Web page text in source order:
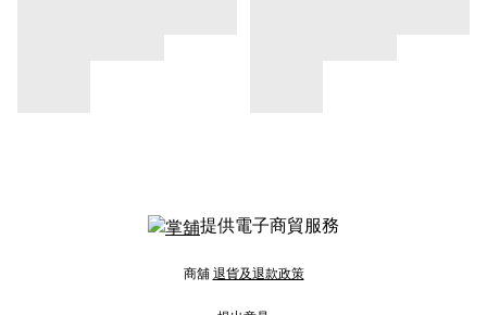
提供電子商貿服務
商舖 退貨及退款政策